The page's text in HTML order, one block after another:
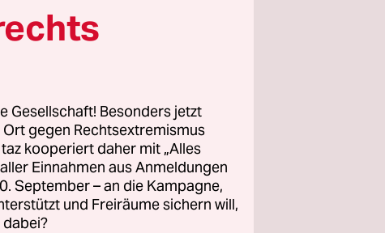
taz
Anfrage
in
stieg
mehr als 1,8
aus als
42 Prozent
am
Gesellschaft! Besonders jetzt
gegen Rechtsextremismus
kooperiert daher mit „Alles
Einnahmen aus Anmeldungen
September – an die Kampagne,
und Freiräume sichern will,